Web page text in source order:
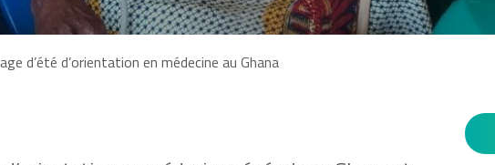
d’été d’orientation en médecine au Ghana